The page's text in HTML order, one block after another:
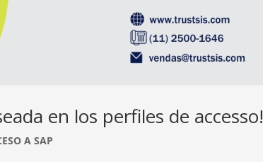
en los perfiles de accesso!
A SAP